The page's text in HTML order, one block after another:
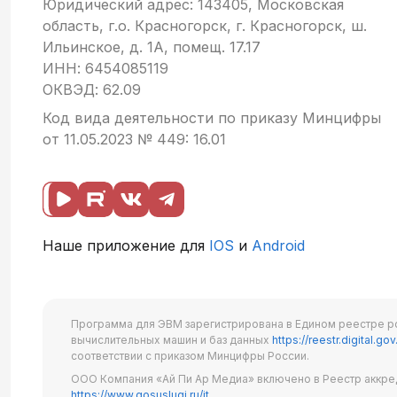
Юридический адрес: 143405, Московская
область, г.о. Красногорск, г. Красногорск, ш.
Ильинское, д. 1А, помещ. 17.17
ИНН: 6454085119
ОКВЭД: 62.09
Код вида деятельности по приказу Минцифры
от 11.05.2023 № 449: 16.01
Наше приложение для IOS и Android
Программа для ЭВМ зарегистрирована в Едином реестре
вычислительных машин и баз данных https://
соответствии с приказом Минцифры России.
ООО Компания «Ай Пи Ар Медиа» включено в Реестр